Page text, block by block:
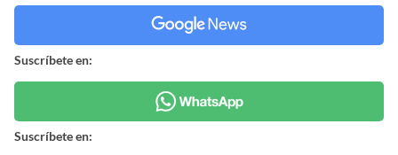
Suscríbete en:
Suscríbete en: